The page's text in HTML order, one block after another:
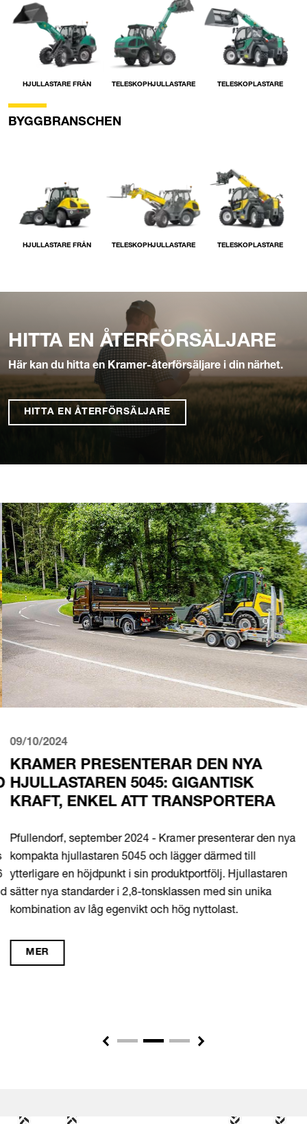
HJULLASTARE FRÅN TELESKOPHJULLASTARE TELESKOPLASTARE
BYGGBRANSCHEN
HJULLASTARE FRÅN TELESKOPHJULLASTARE TELESKOPLASTARE
HITTA EN ÅTERFÖRSÄLJARE
Här kan du hitta en Kramer-återförsäljare i din närhet.
HITTA EN ÅTERFÖRSÄLJARE
09/10/2024
KRAMER PRESENTERAR DEN NYA
HJULLASTAREN 5045: GIGANTISK
KRAFT, ENKEL ATT TRANSPORTERA
Pfullendorf, september 2024 - Kramer presenterar den nya
kompakta hjullastaren 5045 och lägger därmed till
ytterligare en höjdpunkt i sin produktportfölj. Hjullastaren
sätter nya standarder i 2,8-tonsklassen med sin unika
kombination av låg egenvikt och hög nyttolast.
MER
Previous Next